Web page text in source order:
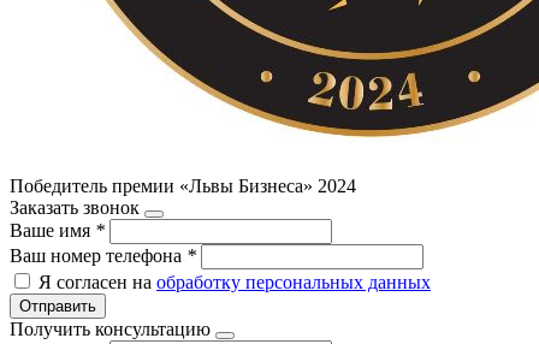
Победитель премии «Львы Бизнеса» 2024
Заказать звонок
Ваше имя *
Ваш номер телефона *
Я согласен на обработку персональных данных
Отправить
Получить консультацию